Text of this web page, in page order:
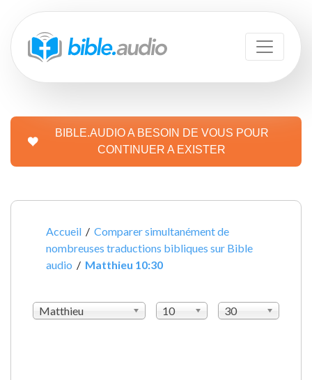
BIBLE.AUDIO A BESOIN DE VOUS POUR
CONTINUER A EXISTER
Accueil /Comparer simultanément de
nombreuses traductions bibliques sur Bible
audio / Matthieu 10:30
Matthieu 10 30